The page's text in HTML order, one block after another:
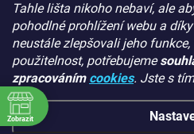
Tahle lišta nikoho nebaví, ale
pohodlné prohlížení webu a
neustále zlepšovali jeho funkce,
použitelnost, potřebujeme
zpracováním cookies. Jste s
Kopírování / laminování
Hodnocení obchodu
GIGA
Zobrazit